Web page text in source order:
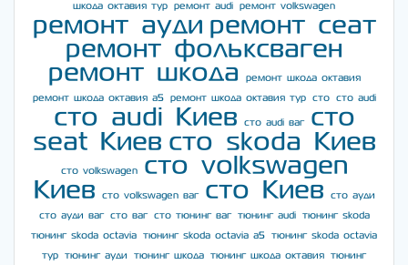
шкода октавия тур
ремонт audi ремонт volkswagen
ремонт ауди ремонт сеат
ремонт фольксваген
ремонт шкода
ремонт шкода октавия
ремонт шкода октавия а5
ремонт шкода октавия тур сто сто audi
сто audi Киев сто audi ваг
сто
seat Киев сто skoda Киев
сто volkswagen
сто volkswagen
Киев
сто volkswagen ваг сто Киев
сто ауди
сто ауди ваг
сто ваг сто тюнинг ваг тюнинг audi
тюнинг skoda
тюнинг skoda octavia
тюнинг skoda octavia a5
тюнинг skoda octavia
тур
тюнинг ауди тюнинг шкода тюнинг шкода октавия
тюнинг